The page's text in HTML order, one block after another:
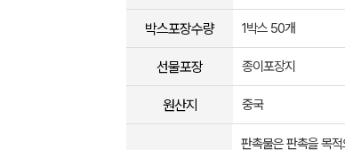
박스포장수량 1박스 50개
선물포장 종이포장지
원산지 중국
판촉물은 판촉을 목